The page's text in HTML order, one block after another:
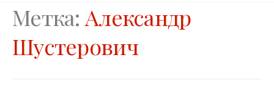
Метка: Александр
Шустерович